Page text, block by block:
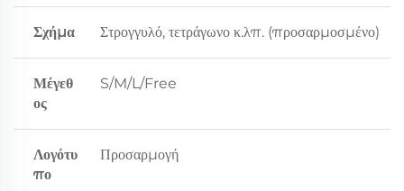
Σχήμα Στρογγυλό, τετράγωνο κ.λπ. (προσαρμοσμένο)
Μέγεθ
ος
S/M/L/Free
Λογότυ
πο
Προσαρμογή